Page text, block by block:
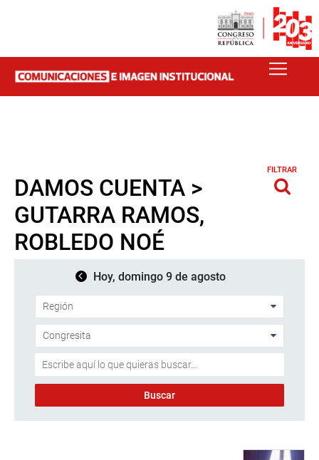
DAMOS CUENTA >
GUTARRA RAMOS,
ROBLEDO NOÉ
FILTRAR
Hoy, domingo 9 de agosto